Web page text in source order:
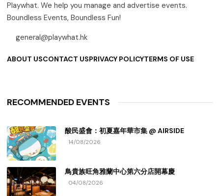
Playwhat. We help you manage and advertise events.
Boundless Events, Boundless Fun!
general@playwhat.hk
ABOUT USCONTACT USPRIVACY POLICYTERMS OF USE
RECOMMENDED EVENTS
酸民盛會：初夏嘉年華市集 @ AIRSIDE
14/08/2026
鳥貴族旺角雅蘭中心第六分店開幕慶
04/08/2026